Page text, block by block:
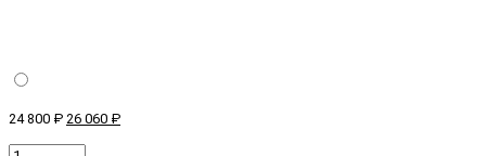
24 800 ₽ 26 060 ₽